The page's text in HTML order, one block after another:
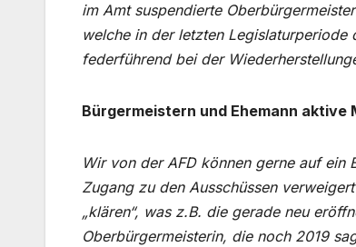
im Amt suspendierte
welche in der letzten
federführend bei der
Bürgermeistern und Ehemann
Wir von der AFD können gerne auf
Zugang zu den Ausschüssen
„klären“, was z.B. die gerade neu
Oberbürgermeisterin, die noch 2019